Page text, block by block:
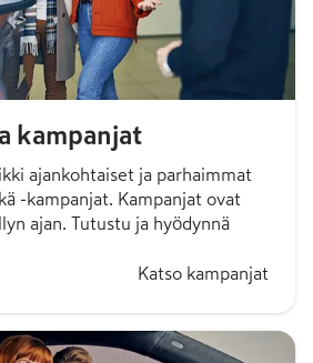
kampanjat
ajankohtaiset ja parhaimmat
-kampanjat. Kampanjat ovat
ajan. Tutustu ja hyödynnä
Katso kampanjat